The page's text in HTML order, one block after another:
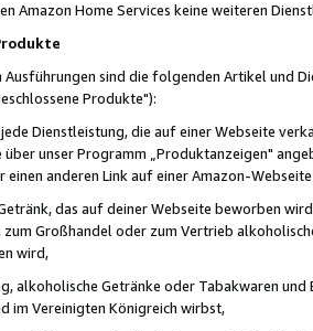
Amazon Home Services keine weiteren
sind die folgenden Artikel und
Produkte"):
Dienstleistung, die auf einer Webseite
über unser Programm „Produktanzeigen"
einen anderen Link auf einer Amazon-
das auf deiner Webseite beworben
Großhandel oder zum Vertrieb
wird,
alkoholische Getränke oder Tabakwaren
im Vereinigten Königreich wirbst,